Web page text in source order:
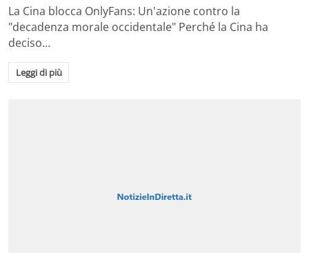
La Cina blocca OnlyFans: Un'azione contro la
"decadenza morale occidentale" Perché la Cina ha
deciso…
Leggi di più